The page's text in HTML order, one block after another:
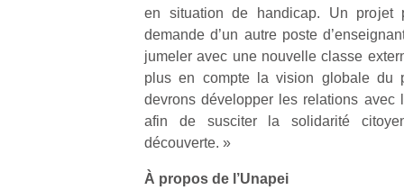
en situation de handicap. Un projet
demande d’un autre poste
jumeler avec une nouvelle classe
plus en compte la vision globale du
devrons développer les relations avec
afin de susciter la solidarité
découverte. »
À propos de l’Unapei
NextGen,
une
nouvelle
Beeper
Des
trampolines
pour les